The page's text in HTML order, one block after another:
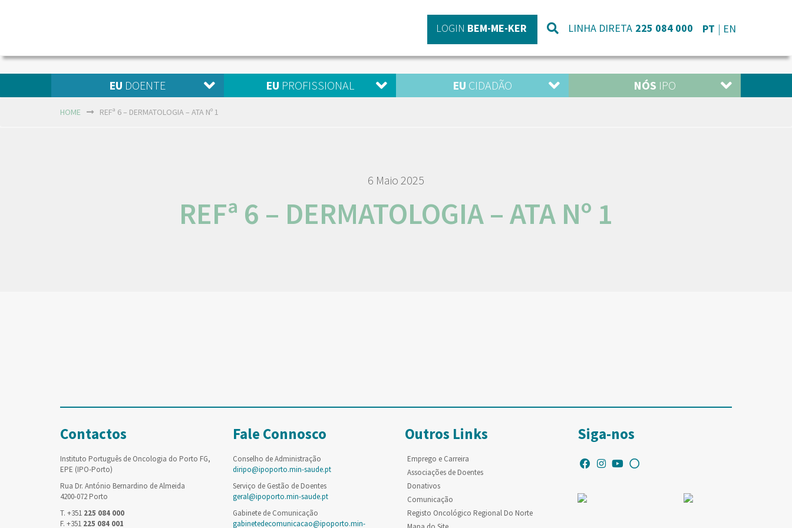
LOGIN BEM-ME-KER LINHA DIRETA 225 084 000 PT EN
EU DOENTE EU PROFISSIONAL EU CIDADÃO NÓS IPO
HOME REFª 6 – DERMATOLOGIA – ATA Nº 1
6 Maio 2025
REFª 6 – DERMATOLOGIA – ATA Nº 1
Contactos
Instituto Português de Oncologia do Porto FG,
EPE (IPO-Porto)
Rua Dr. António Bernardino de Almeida
4200-072 Porto
T. +351 225 084 000
F. +351 225 084 001
Fale Connosco
Conselho de Administração
diripo@ipoporto.min-saude.pt
Serviço de Gestão de Doentes
geral@ipoporto.min-saude.pt
Gabinete de Comunicação
gabinetedecomunicacao@ipoporto.min-
Outros Links
Emprego e Carreira
Associações de Doentes
Donativos
Comunicação
Registo Oncológico Regional Do Norte
Siga-nos